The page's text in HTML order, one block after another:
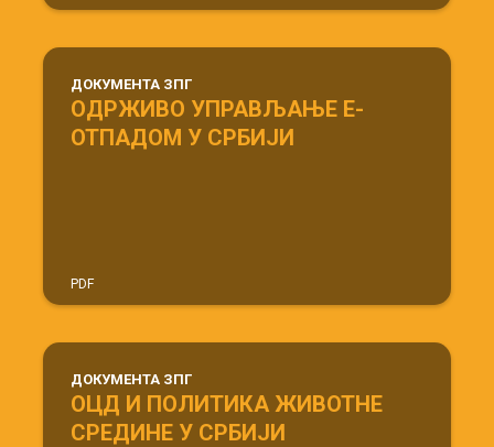
ДОКУМЕНТА ЗПГ
ОДРЖИВО УПРАВЉАЊЕ Е-
ОТПАДОМ У СРБИЈИ
PDF
ДОКУМЕНТА ЗПГ
ОЦД И ПОЛИТИКА ЖИВОТНЕ
СРЕДИНЕ У СРБИЈИ